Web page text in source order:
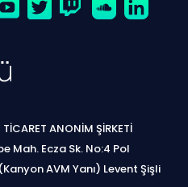
ANONİM ŞİRKETİ
Ecza Sk. No:4 Pol
AVM Yanı) Levent Şişli